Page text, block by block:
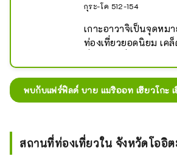
กุระ-โค 512-154
เกาะอาวาจิเป็นจุดหม
ท่องเที่ยวยอดนิยม เค
ที่เรียกว่า "อะวาจิจิ" ซึ่
แฟร์ฟิลด์ บาย แมริออ
อาวาจิที่มีเสน่ห์ และเ
พบกับแฟร์ฟิลด์ บาย แมริออท เฮียวโกะ เ
สถานที่ท่องเที่ยวใน จังหวัดโออิต